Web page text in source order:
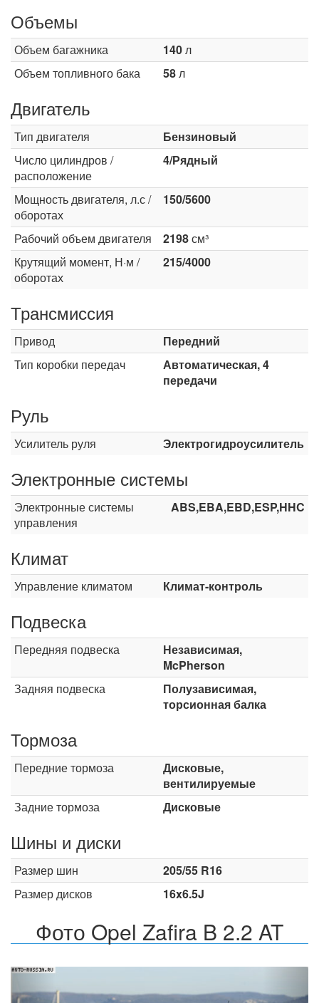
Объемы
Объем багажника 140л
Объем топливного бака
58л
Двигатель
Тип двигателя
Бензиновый
Число цилиндров /
расположение
4/Рядный
Мощность двигателя, л.с /
оборотах
150/5600
Рабочий объем двигателя 2198см³
Крутящий момент, Н·м /
оборотах
215/4000
Трансмиссия
Привод
Передний
Тип коробки передач
Автоматическая, 4
передачи
Руль
Усилитель руля Электрогидроусилитель
Электронные системы
Электронные системы
управления
ABS,EBA,EBD,ESP,HHC
Климат
Управление климатом Климат-контроль
Подвеска
Передняя подвеска
Независимая,
McPherson
Задняя подвеска
Полузависимая,
торсионная балка
Тормоза
Передние тормоза
Дисковые,
вентилируемые
Задние тормоза
Дисковые
Шины и диски
Размер шин
205/55 R16
Размер дисков
16x6.5J
Фото Opel Zafira B 2.2 AT
Назад